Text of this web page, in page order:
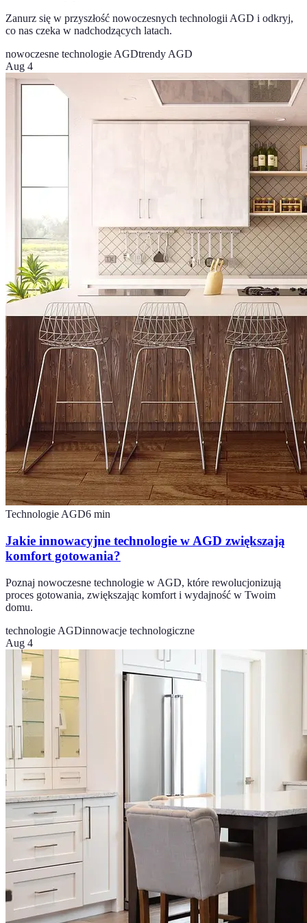
Zanurz się w przyszłość nowoczesnych technologii AGD i odkryj,
co nas czeka w nadchodzących latach.
nowoczesne technologie AGDtrendy AGD
Aug 4
Technologie AGD6 min
Jakie innowacyjne technologie w AGD zwiększają
komfort gotowania?
Poznaj nowoczesne technologie w AGD, które rewolucjonizują
proces gotowania, zwiększając komfort i wydajność w Twoim
domu.
technologie AGDinnowacje technologiczne
Aug 4